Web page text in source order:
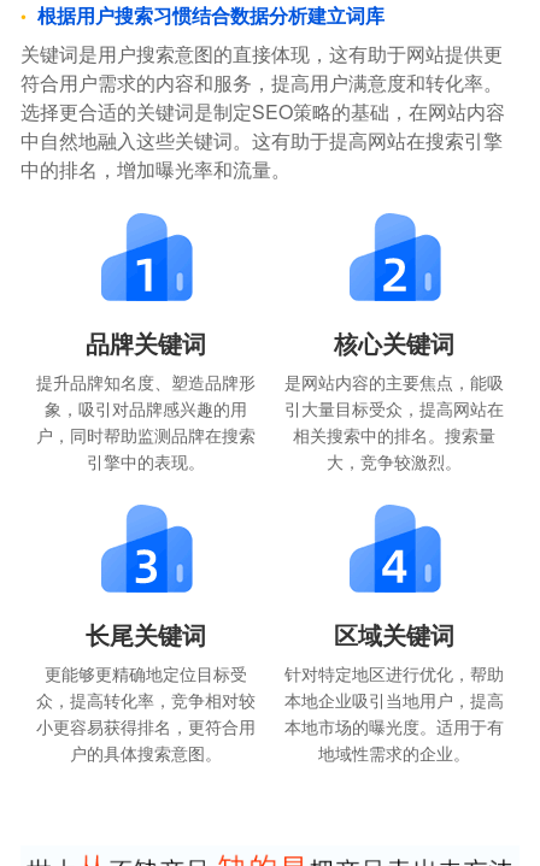
根据用户搜索习惯结合数据分析建立词库
关键词是用户搜索意图的直接体现，这有助于网站提供更
符合用户需求的内容和服务，提高用户满意度和转化率。
选择更合适的关键词是制定SEO策略的基础，在网站内容
中自然地融入这些关键词。这有助于提高网站在搜索引擎
中的排名，增加曝光率和流量。
品牌关键词
提升品牌知名度、塑造品牌形
象，吸引对品牌感兴趣的用
户，同时帮助监测品牌在搜索
引擎中的表现。
核心关键词
是网站内容的主要焦点，能吸
引大量目标受众，提高网站在
相关搜索中的排名。搜索量
大，竞争较激烈。
长尾关键词
更能够更精确地定位目标受
众，提高转化率，竞争相对较
小更容易获得排名，更符合用
户的具体搜索意图。
区域关键词
针对特定地区进行优化，帮助
本地企业吸引当地用户，提高
本地市场的曝光度。适用于有
地域性需求的企业。